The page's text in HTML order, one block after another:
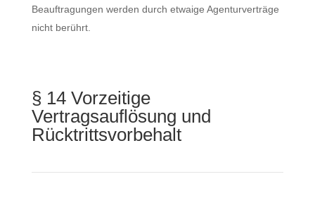
Beauftragungen werden durch etwaige Agenturverträge
nicht berührt.
§ 14 Vorzeitige
Vertragsauflösung und
Rücktrittsvorbehalt